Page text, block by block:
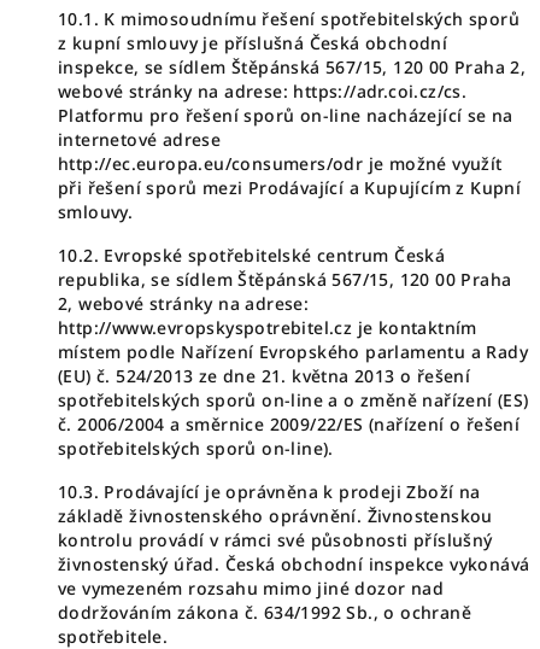
10.1. K mimosoudnímu řešení spotřebitelských sporů
z kupní smlouvy je příslušná Česká obchodní
inspekce, se sídlem Štěpánská 567/15, 120 00 Praha 2,
webové stránky na adrese: https://adr.coi.cz/cs.
Platformu pro řešení sporů on-line nacházející se na
internetové adrese
http://ec.europa.eu/consumers/odr je možné využít
při řešení sporů mezi Prodávající a Kupujícím z Kupní
smlouvy.
10.2. Evropské spotřebitelské centrum Česká
republika, se sídlem Štěpánská 567/15, 120 00 Praha
2, webové stránky na adrese:
http://www.evropskyspotrebitel.cz je kontaktním
místem podle Nařízení Evropského parlamentu a Rady
(EU) č. 524/2013 ze dne 21. května 2013 o řešení
spotřebitelských sporů on-line a o změně nařízení (ES)
č. 2006/2004 a směrnice 2009/22/ES (nařízení o řešení
spotřebitelských sporů on-line).
10.3. Prodávající je oprávněna k prodeji Zboží na
základě živnostenského oprávnění. Živnostenskou
kontrolu provádí v rámci své působnosti příslušný
živnostenský úřad. Česká obchodní inspekce vykonává
ve vymezeném rozsahu mimo jiné dozor nad
dodržováním zákona č. 634/1992 Sb., o ochraně
spotřebitele.